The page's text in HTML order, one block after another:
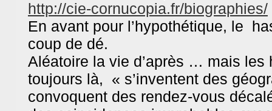
http://cie-cornucopia.fr/biographies/
En avant pour l’hypothétique, le
coup de dé.
Aléatoire la vie d’après … mais les
toujours là, « s’inventent des
convoquent des rendez-vous